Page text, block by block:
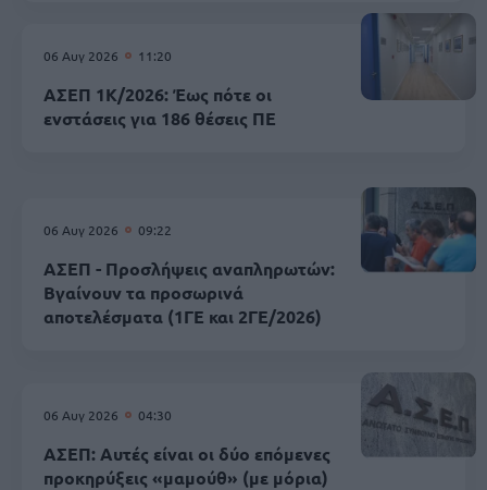
06 Αυγ 2026 11:20
ΑΣΕΠ 1Κ/2026: Έως πότε οι
ενστάσεις για 186 θέσεις ΠΕ
06 Αυγ 2026 09:22
ΑΣΕΠ - Προσλήψεις αναπληρωτών:
Βγαίνουν τα προσωρινά
αποτελέσματα (1ΓΕ και 2ΓΕ/2026)
06 Αυγ 2026 04:30
ΑΣΕΠ: Αυτές είναι οι δύο επόμενες
προκηρύξεις «μαμούθ» (με μόρια)